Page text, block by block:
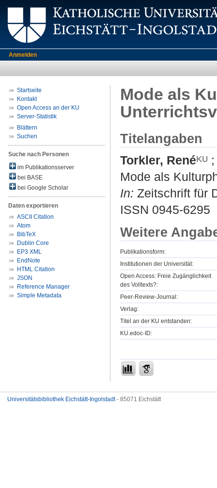
Anmelden
Startseite
Kontakt
Open Access an der KU
Server-Statistik
Blättern
Suchen
Suche nach Personen
im Publikationsserver
bei BASE
bei Google Scholar
Daten exportieren
ASCII Citation
Atom
BibTeX
Dublin Core
EP3 XML
EndNote
HTML Citation
JSON
Reference Manager
Simple Metadata
Mode als
Titelangaben
Torkler, René
Mode als
In: Zeitschrift für
ISSN 0945-6295
Weitere
Publikationsform:
Institutionen der Universität:
Open Access: Freie Zugänglichkeit
des Volltexts?:
Peer-Review-Journal:
Verlag:
Titel an der KU entstanden:
KU.edoc-ID:
Universitätsbibliothek Eichstätt-Ingolstadt- 85071 Eichstätt